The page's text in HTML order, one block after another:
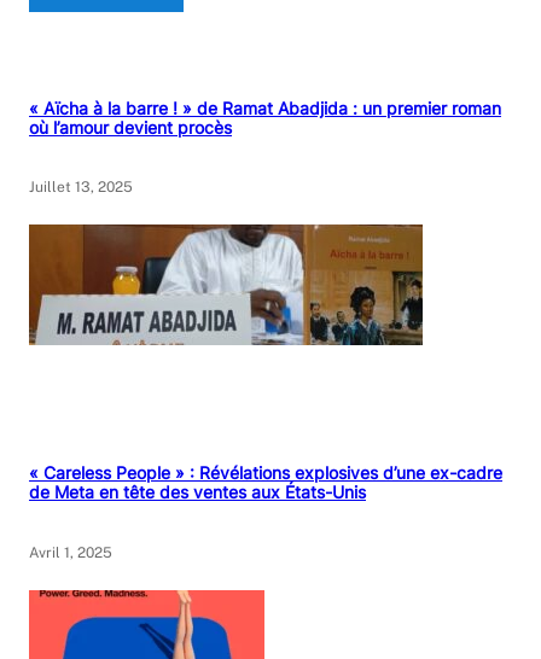
« Aïcha à la barre ! » de Ramat Abadjida : un premier roman
où l’amour devient procès
Juillet 13, 2025
« Careless People » : Révélations explosives d’une ex-cadre
de Meta en tête des ventes aux États-Unis
Avril 1, 2025